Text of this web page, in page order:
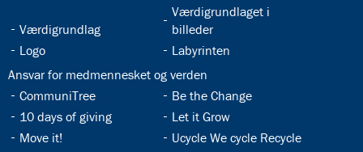
32.4:
Værdigrundlag
32.5:
Værdigrundlaget i
billeder
32.6:
Logo 32.7:
Labyrinten
32.8:
Ansvar for medmennesket og verden
32.9:
CommuniTree 32.10:
Be the Change
32.11:
10 days of giving 32.12:
Let it Grow
32.13:
Move it! 32.14:
Ucycle We cycle Recycle